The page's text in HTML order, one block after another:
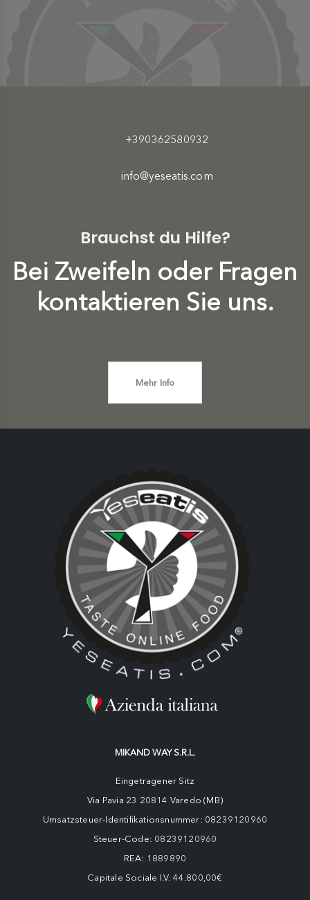
+390362580932
info@yeseatis.com
Brauchst du Hilfe?
Bei Zweifeln oder Fragen
kontaktieren Sie uns.
Mehr Info
MIKAND WAY S.R.L.
Eingetragener Sitz
Via Pavia 23 20814 Varedo (MB)
Umsatzsteuer-Identifikationsnummer: 08239120960
Steuer-Code: 08239120960
REA: 1889890
Capitale Sociale I.V. 44.800,00€